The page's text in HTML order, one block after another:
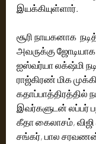
இயக்கியுள்ளார்.
சூரி நாயகனாக
அவருக்கு
ஐஸ்வர்யா லக்‌ஷ்மி நடித்துள்ளார். நடிகர்
ராஜ்கிரண் மிக
கதாப்பாத்திரத்தில்
இவர்களுடன் லப்பர்
கீதா கைலாசம், விஜி
சங்கர், பால